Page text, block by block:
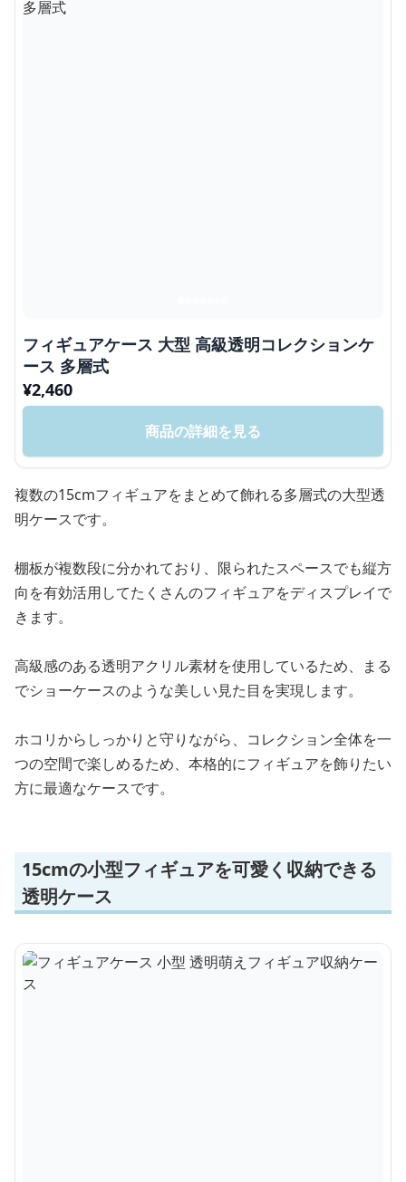
フィギュアケース 大型 高級透明コレクションケ
ース 多層式
¥2,460
商品の詳細を見る
複数の15cmフィギュアをまとめて飾れる多層式の大型透
明ケースです。
棚板が複数段に分かれており、限られたスペースでも縦方
向を有効活用してたくさんのフィギュアをディスプレイで
きます。
高級感のある透明アクリル素材を使用しているため、まる
でショーケースのような美しい見た目を実現します。
ホコリからしっかりと守りながら、コレクション全体を一
つの空間で楽しめるため、本格的にフィギュアを飾りたい
方に最適なケースです。
15cmの小型フィギュアを可愛く収納できる
透明ケース